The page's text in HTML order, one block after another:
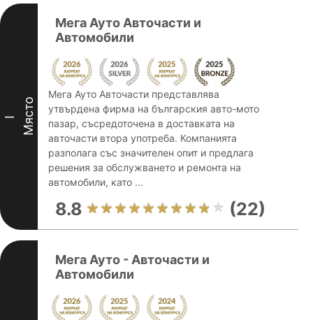
I Място
Мега Ауто Авточасти и
Автомобили
Мега Ауто Авточасти представлява
утвърдена фирма на българския авто-мото
пазар, съсредоточена в доставката на
авточасти втора употреба. Компанията
разполага със значителен опит и предлага
решения за обслужването и ремонта на
автомобили, като ...
8.8 (22)
Мега Ауто - Авточасти и
Автомобили